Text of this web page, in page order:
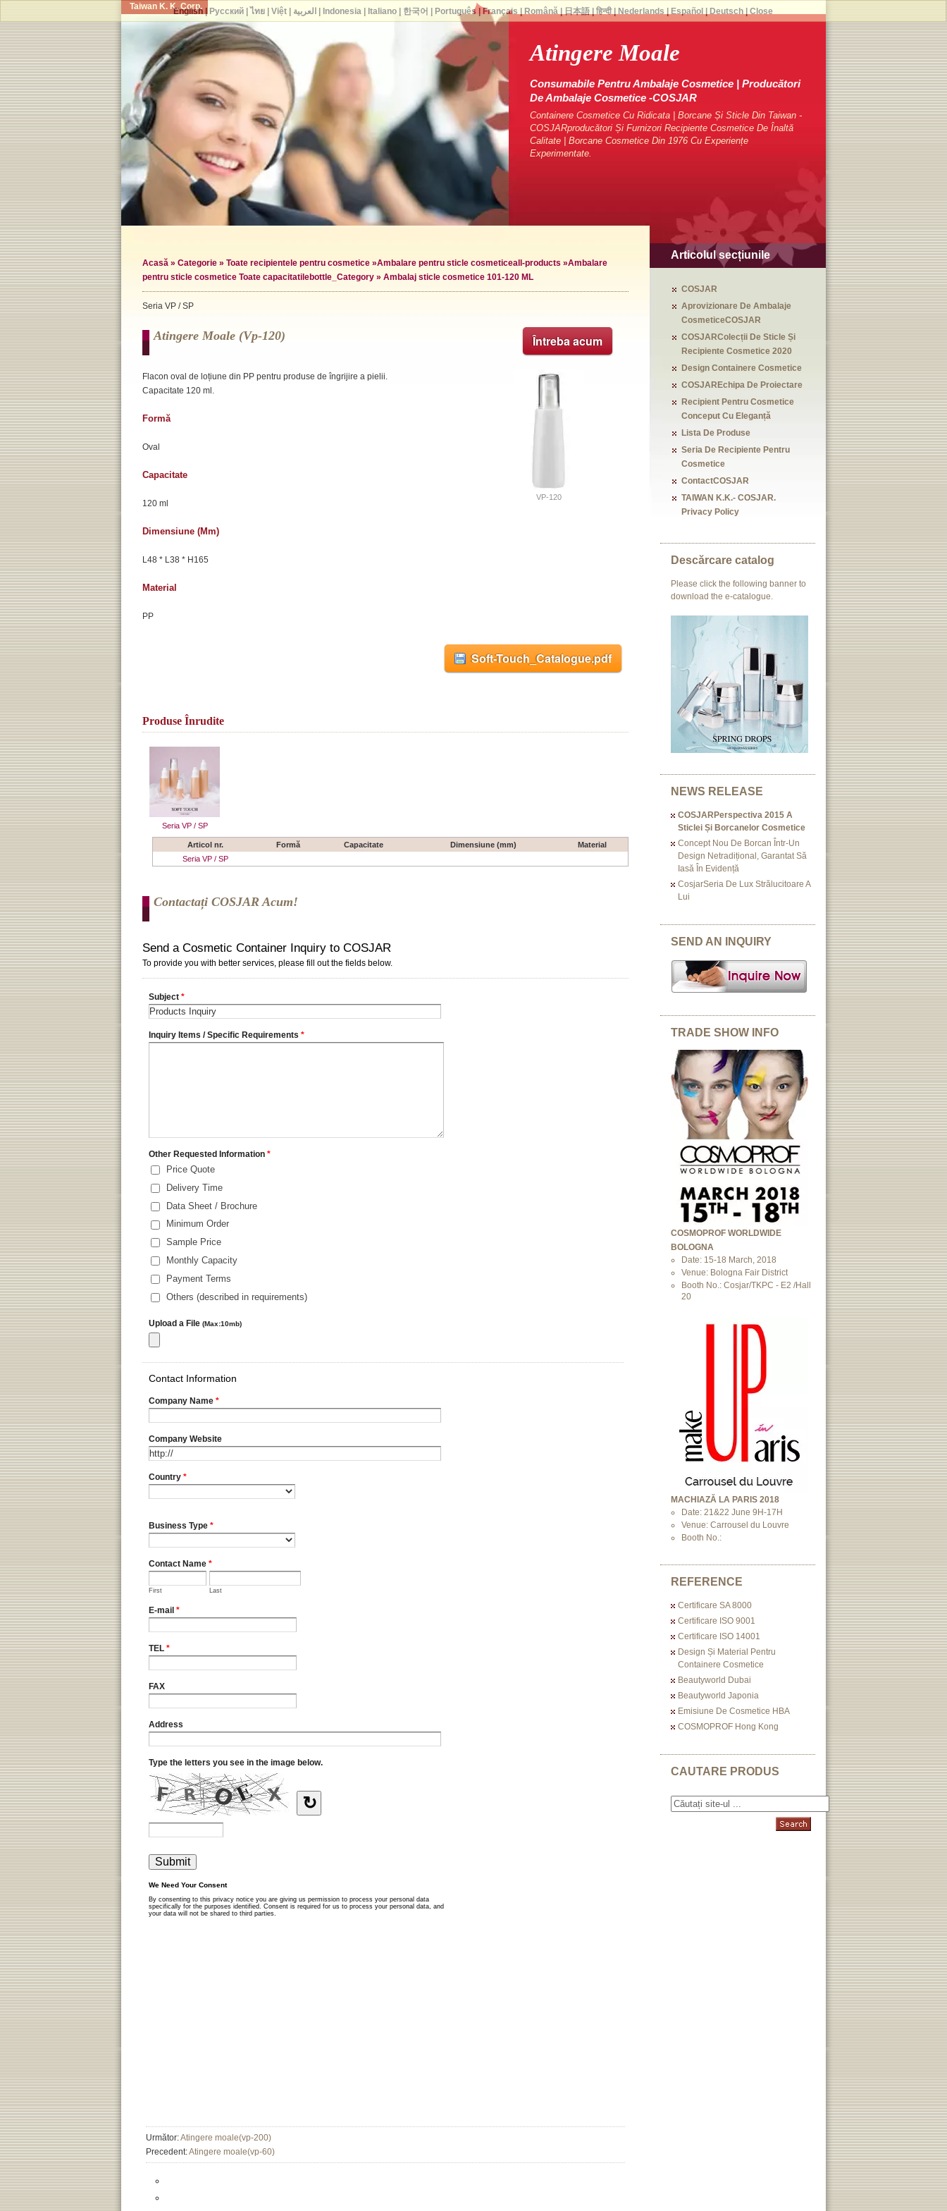
Taiwan K. K. Corp.
Atingere Moale
Consumabile Pentru Ambalaje Cosmetice | Producători
De Ambalaje Cosmetice -COSJAR
Containere Cosmetice Cu Ridicata | Borcane Și Sticle Din Taiwan -
COSJARproducători Și Furnizori Recipiente Cosmetice De Înaltă
Calitate | Borcane Cosmetice Din 1976 Cu Experiențe
Experimentate.
Acasă » Categorie » Toate recipientele pentru cosmetice »Ambalare pentru sticle cosmeticeall-products »Ambalare
pentru sticle cosmetice Toate capacitatilebottle_Category » Ambalaj sticle cosmetice 101-120 ML
Seria VP / SP
Întreba acum
Atingere Moale (vp-120)
VP-120
Flacon oval de loțiune din PP pentru produse de îngrijire a pielii.
Capacitate 120 ml.
Formă
Oval
Capacitate
120 ml
Dimensiune (mm)
L48 * L38 * H165
Material
PP
Soft-Touch_Catalogue.pdf
Produse Înrudite
Seria VP / SP
Articol nr. Formă Capacitate Dimensiune (mm)
Material
Seria VP / SP
Contactați COSJAR Acum!
Următor:Atingere moale(vp-200)
Precedent:Atingere moale(vp-60)
Articolul secțiunile
COSJAR
Aprovizionare De Ambalaje
CosmeticeCOSJAR
COSJARColecții De Sticle Și
Recipiente Cosmetice 2020
Design Containere Cosmetice
COSJAREchipa De Proiectare
Recipient Pentru Cosmetice
Conceput Cu Eleganță
Lista De Produse
Seria De Recipiente Pentru
Cosmetice
ContactCOSJAR
TAIWAN K.K.- COSJAR.
Privacy Policy
Descărcare catalog
Please click the following banner to
download the e-catalogue.
NEWS RELEASE
COSJARPerspectiva 2015 A
Sticlei Și Borcanelor Cosmetice
Concept Nou De Borcan Într-Un
Design Netradițional, Garantat Să
Iasă În Evidență
CosjarSeria De Lux Strălucitoare A
Lui
SEND AN INQUIRY
TRADE SHOW INFO
COSMOPROF WORLDWIDE
BOLOGNA
Date: 15-18 March, 2018
Venue: Bologna Fair District
Booth No.: Cosjar/TKPC - E2 /Hall
20
MACHIAZĂ LA PARIS 2018
Date: 21&22 June 9H-17H
Venue: Carrousel du Louvre
Booth No.:
REFERENCE
Certificare SA 8000
Certificare ISO 9001
Certificare ISO 14001
Design Și Material Pentru
Containere Cosmetice
Beautyworld Dubai
Beautyworld Japonia
Emisiune De Cosmetice HBA
COSMOPROF Hong Kong
CAUTARE PRODUS
English| Русский| ไทย| Việt| العربية Indonesia| Italiano| 한국어 Português Français Română| 日本語| हिन्दी| Nederlands Español Deutsch| Close